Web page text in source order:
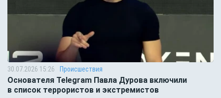
30.07.2026 15:26 Происшествия
Основателя Telegram Павла Дурова включили
в список террористов и экстремистов